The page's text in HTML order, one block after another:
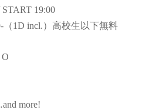
19:00
（1D incl.）高校生以下無料
more!